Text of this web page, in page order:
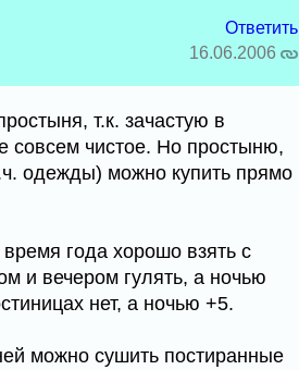
Ответить
16.06.2006
т.к. зачастую в
совсем чистое. Но простыню,
одежды) можно купить прямо
года хорошо взять с
и вечером гулять, а ночью
нет, а ночью +5.
можно сушить постиранные